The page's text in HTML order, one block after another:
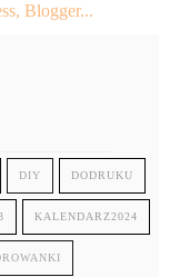
DIY DODRUKU
KALENDARZ2024